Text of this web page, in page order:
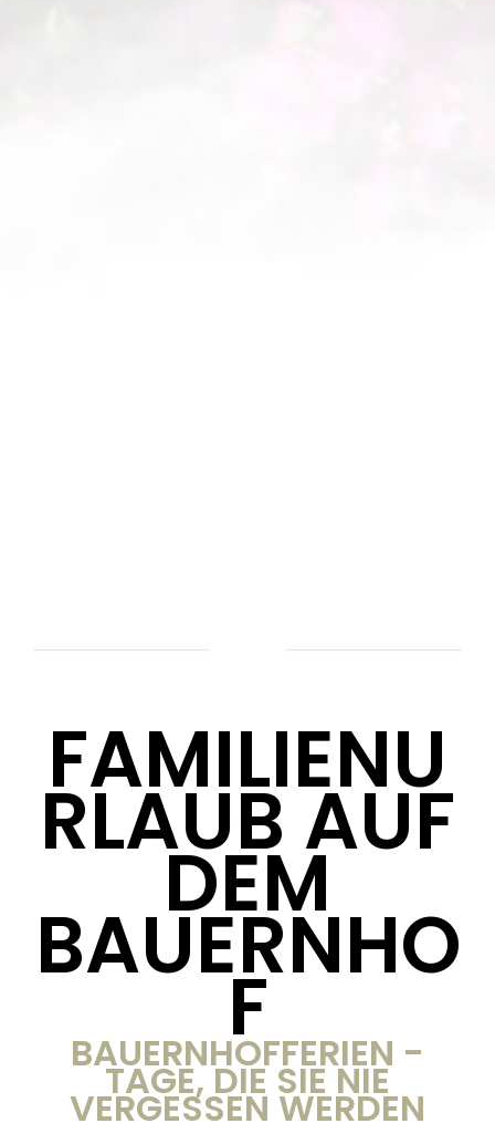
FAMILIENU
RLAUB AUF
DEM
BAUERNHO
F
BAUERNHOFFERIEN -
TAGE, DIE SIE NIE
VERGESSEN WERDEN